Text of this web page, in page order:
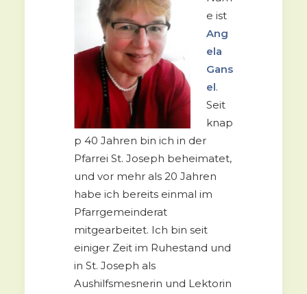
e ist
Ang
ela
Gans
el.
Seit
knap
p 40 Jahren bin ich in der
Pfarrei St. Joseph beheimatet,
und vor mehr als 20 Jahren
habe ich bereits einmal im
Pfarrgemeinderat
mitgearbeitet. Ich bin seit
einiger Zeit im Ruhestand und
in St. Joseph als
Aushilfsmesnerin und Lektorin